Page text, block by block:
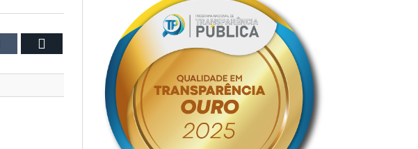
Tumblr